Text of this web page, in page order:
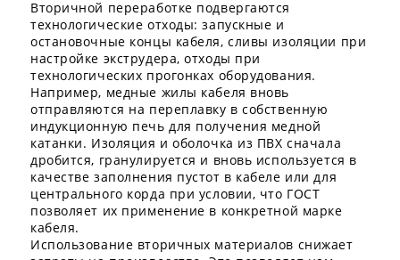
Вторичной переработке подвергаются
технологические отходы: запускные и
остановочные концы кабеля, сливы изоляции при
настройке экструдера, отходы при
технологических прогонках оборудования.
Например, медные жилы кабеля вновь
отправляются на переплавку в собственную
индукционную печь для получения медной
катанки. Изоляция и оболочка из ПВХ сначала
дробится, гранулируется и вновь используется в
качестве заполнения пустот в кабеле или для
центрального корда при условии, что ГОСТ
позволяет их применение в конкретной марке
кабеля.
Использование вторичных материалов снижает